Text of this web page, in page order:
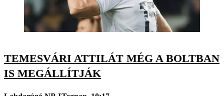
TEMESVÁRI ATTILÁT MÉG A BOLTBAN
IS MEGÁLLÍTJÁK